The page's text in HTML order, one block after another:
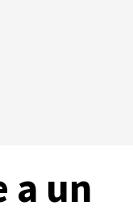
a un